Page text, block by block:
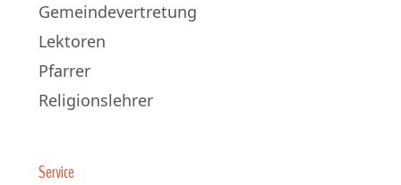
Gemeindevertretung
Lektoren
Pfarrer
Religionslehrer
Service